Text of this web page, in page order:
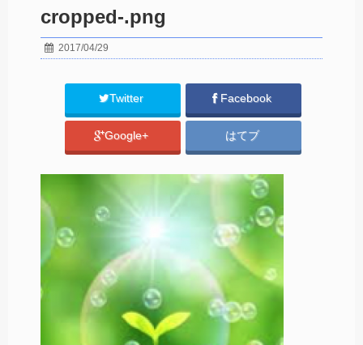
cropped-.png
2017/04/29
Twitter Facebook
Google+ はてブ